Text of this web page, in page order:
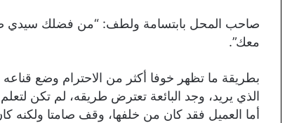
صاحب المحل بابتسامة ولطف: “من فضلك سيدي
معك”.
بطريقة ما تظهر خوفا أكثر من الاحترام وضع
الذي يريد، وجد البائعة تعترض طريقه، لم تكن
أما العميل فقد كان من خلفها، وقف صامتا